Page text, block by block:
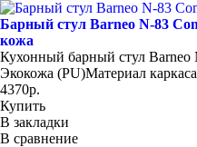
Барный стул Barneo N-83
кожа
Кухонный барный стул Barneo
Экокожа (PU)Материал
4370р.
Купить
В закладки
В сравнение